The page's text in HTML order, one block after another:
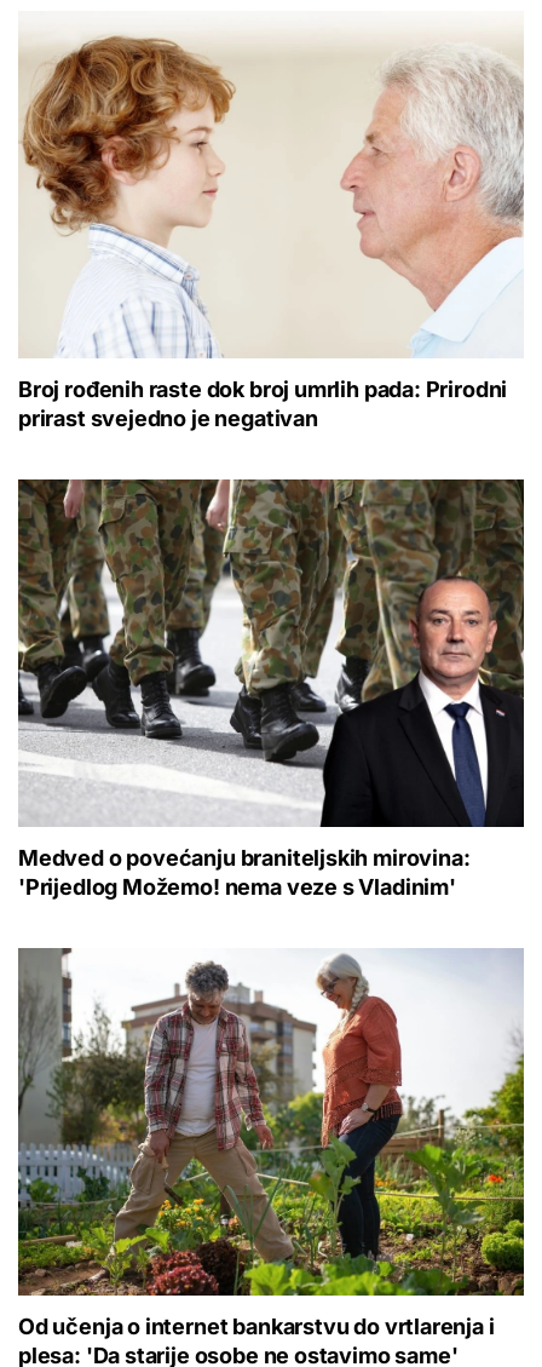
Broj rođenih raste dok broj umrlih pada: Prirodni
prirast svejedno je negativan
Medved o povećanju braniteljskih mirovina:
'Prijedlog Možemo! nema veze s Vladinim'
Od učenja o internet bankarstvu do vrtlarenja i
plesa: 'Da starije osobe ne ostavimo same'